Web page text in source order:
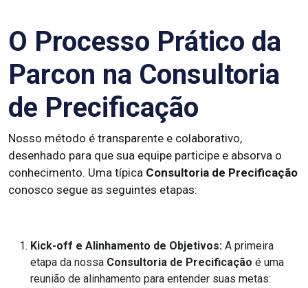
O Processo Prático da
Parcon na Consultoria
de Precificação
Nosso método é transparente e colaborativo,
desenhado para que sua equipe participe e absorva o
conhecimento. Uma típica Consultoria de Precificação
conosco segue as seguintes etapas:
Kick-off e Alinhamento de Objetivos: A primeira
etapa da nossa Consultoria de Precificação é uma
reunião de alinhamento para entender suas metas: